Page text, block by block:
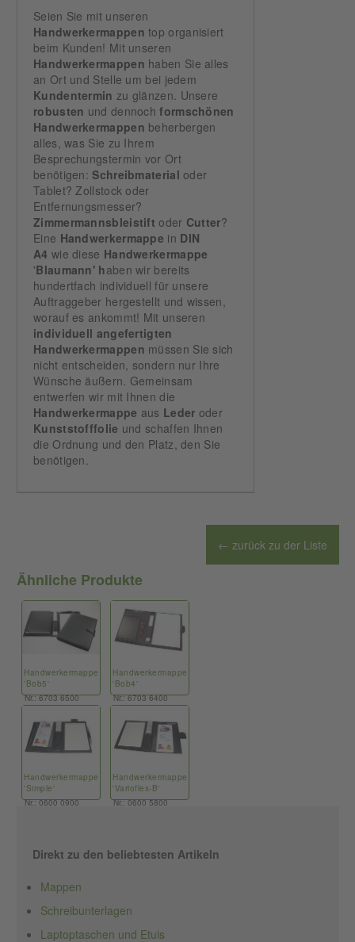
Seien Sie mit unseren
Handwerkermappen top organisiert
beim Kunden! Mit unseren
Handwerkermappen haben Sie alles
an Ort und Stelle um bei jedem
Kundentermin zu glänzen. Unsere
robusten und dennochformschönen
Handwerkermappen beherbergen
alles, was Sie zu Ihrem
Besprechungstermin vor Ort
benötigen: Schreibmaterial oder
Tablet? Zollstock oder
Entfernungsmesser?
Zimmermannsbleistift oder Cutter?
Eine Handwerkermappe in DIN
A4 wie diese Handwerkermappe
'Blaumann' haben wir bereits
hundertfach individuell für unsere
Auftraggeber hergestellt und wissen,
worauf es ankommt! Mit unseren
individuell angefertigten
Handwerkermappen müssen Sie sich
nicht entscheiden, sondern nur Ihre
Wünsche äußern. Gemeinsam
entwerfen wir mit Ihnen die
Handwerkermappe aus Leder oder
Kunststofffolie und schaffen Ihnen
die Ordnung und den Platz, den Sie
benötigen.
← zurück zu der Liste
Ähnliche Produkte
Handwerkermappe
'Bob5'
Nr.: 6703 6500
Handwerkermappe
'Bob4'
Nr.: 6703 6400
Handwerkermappe
'Simple'
Nr.: 0600 0900
Handwerkermappe
'Varioflex-B'
Nr.: 0600 5800
Direkt zu den beliebtesten Artikeln
Mappen
Schreibunterlagen
Laptoptaschen und Etuis